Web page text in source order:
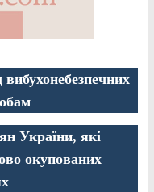
України, які
окупованих